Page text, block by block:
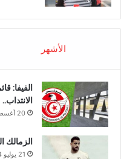
الأشهر
الفيفا:
الانتداب..
20 أغسطس 2024
الزمالك
21 يوليو 2024